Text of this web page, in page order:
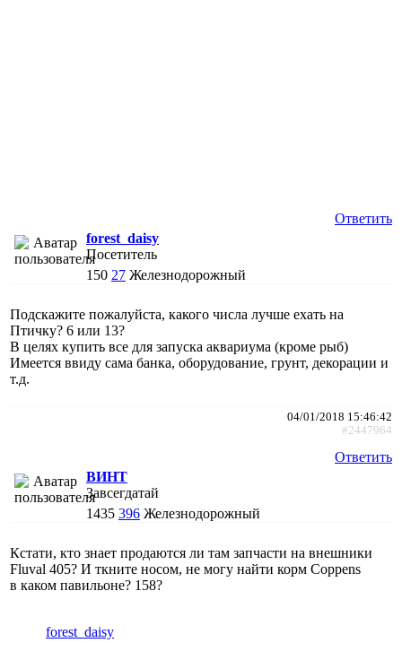
Ответить
forest_daisy
Посетитель
150 27 Железнодорожный
Подскажите пожалуйста, какого числа лучше ехать на
Птичку? 6 или 13?
В целях купить все для запуска аквариума (кроме рыб)
Имеется ввиду сама банка, оборудование, грунт, декорации и
т.д.
04/01/2018 15:46:42
#2447964
Ответить
ВИНТ
Завсегдатай
1435 396 Железнодорожный
Кстати, кто знает продаются ли там запчасти на внешники
Fluval 405? И ткните носом, не могу найти корм Сoppens
в каком павильоне? 158?
forest_daisy